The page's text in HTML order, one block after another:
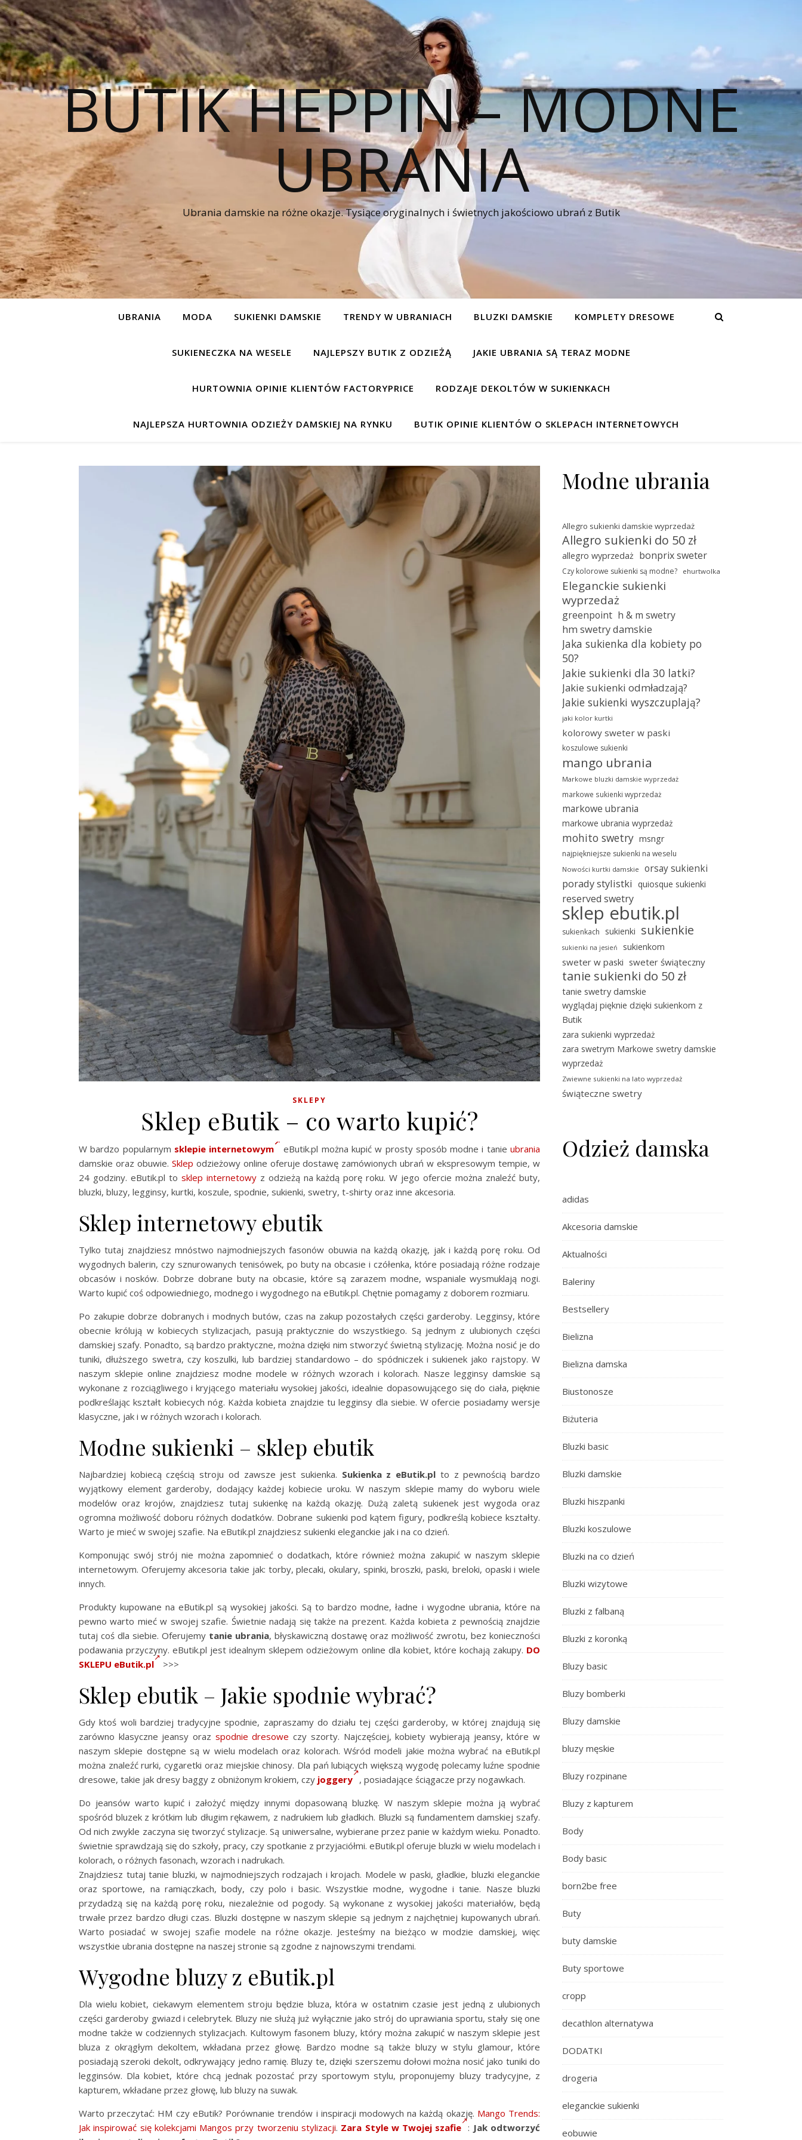
BUTIK HEPPIN – MODNE
UBRANIA
Ubrania damskie na różne okazje. Tysiące oryginalnych i świetnych jakościowo ubrań z Butik
UBRANIA MODA SUKIENKI DAMSKIE TRENDY W UBRANIACH BLUZKI DAMSKIE KOMPLETY DRESOWE
SUKIENECZKA NA WESELE NAJLEPSZY BUTIK Z ODZIEŻĄ JAKIE UBRANIA SĄ TERAZ MODNE
HURTOWNIA OPINIE KLIENTÓW FACTORYPRICE RODZAJE DEKOLTÓW W SUKIENKACH
NAJLEPSZA HURTOWNIA ODZIEŻY DAMSKIEJ NA RYNKU BUTIK OPINIE KLIENTÓW O SKLEPACH INTERNETOWYCH
SKLEPY
Sklep eButik – co warto kupić?
W bardzo popularnym sklepie internetowym eButik.pl można kupić w prosty sposób modne i tanieubrania
damskie oraz obuwie. Sklep odzieżowy online oferuje dostawę zamówionych ubrań w ekspresowym tempie, w
24 godziny. eButik.pl to sklep internetowyz odzieżą na każdą porę roku. W jego ofercie można znaleźć buty,
bluzki, bluzy, legginsy, kurtki, koszule, spodnie, sukienki, swetry, t-shirty oraz inne akcesoria.
Sklep internetowy ebutik
Tylko tutaj znajdziesz mnóstwo najmodniejszych fasonów obuwia na każdą okazję, jak i każdą porę roku. Od
wygodnych balerin, czy sznurowanych tenisówek, po buty na obcasie i czółenka, które posiadają różne rodzaje
obcasów i nosków. Dobrze dobrane buty na obcasie, które są zarazem modne, wspaniale wysmuklają nogi.
Warto kupić coś odpowiedniego, modnego i wygodnego na eButik.pl. Chętnie pomagamy z doborem rozmiaru.
Po zakupie dobrze dobranych i modnych butów, czas na zakup pozostałych części garderoby. Legginsy, które
obecnie królują w kobiecych stylizacjach, pasują praktycznie do wszystkiego. Są jednym z ulubionych części
damskiej szafy. Ponadto, są bardzo praktyczne, można dzięki nim stworzyć świetną stylizację. Można nosić je do
tuniki, dłuższego swetra, czy koszulki, lub bardziej standardowo – do spódniczek i sukienek jako rajstopy. W
naszym sklepie online znajdziesz modne modele w różnych wzorach i kolorach. Nasze legginsy damskie są
wykonane z rozciągliwego i kryjącego materiału wysokiej jakości, idealnie dopasowującego się do ciała, pięknie
podkreślając kształt kobiecych nóg. Każda kobieta znajdzie tu legginsy dla siebie. W ofercie posiadamy wersje
klasyczne, jak i w różnych wzorach i kolorach.
Modne sukienki – sklep ebutik
Najbardziej kobiecą częścią stroju od zawsze jest sukienka. Sukienka z eButik.pl to z pewnością bardzo
wyjątkowy element garderoby, dodający każdej kobiecie uroku. W naszym sklepie mamy do wyboru wiele
modelów oraz krojów, znajdziesz tutaj sukienkę na każdą okazję. Dużą zaletą sukienek jest wygoda oraz
ogromna możliwość doboru różnych dodatków. Dobrane sukienki pod kątem figury, podkreślą kobiece kształty.
Warto je mieć w swojej szafie. Na eButik.pl znajdziesz sukienki eleganckie jak i na co dzień.
Komponując swój strój nie można zapomnieć o dodatkach, które również można zakupić w naszym sklepie
internetowym. Oferujemy akcesoria takie jak: torby, plecaki, okulary, spinki, broszki, paski, breloki, opaski i wiele
innych.
Produkty kupowane na eButik.pl są wysokiej jakości. Są to bardzo modne, ładne i wygodne ubrania, które na
pewno warto mieć w swojej szafie. Świetnie nadają się także na prezent. Każda kobieta z pewnością znajdzie
tutaj coś dla siebie. Oferujemy tanie ubrania, błyskawiczną dostawę oraz możliwość zwrotu, bez konieczności
podawania przyczyny. eButik.pl jest idealnym sklepem odzieżowym online dla kobiet, które kochają zakupy. DO
SKLEPU eButik.pl
>>>
Sklep ebutik – Jakie spodnie wybrać?
Gdy ktoś woli bardziej tradycyjne spodnie, zapraszamy do działu tej części garderoby, w której znajdują się
zarówno klasyczne jeansy oraz spodnie dresowe czy szorty. Najczęściej, kobiety wybierają jeansy, które w
naszym sklepie dostępne są w wielu modelach oraz kolorach. Wśród modeli jakie można wybrać na eButik.pl
można znaleźć rurki, cygaretki oraz miejskie chinosy. Dla pań lubiących większą wygodę polecamy luźne spodnie
dresowe, takie jak dresy baggy z obniżonym krokiem, czy joggery , posiadające ściągacze przy nogawkach.
Do jeansów warto kupić i założyć między innymi dopasowaną bluzkę. W naszym sklepie można ją wybrać
spośród bluzek z krótkim lub długim rękawem, z nadrukiem lub gładkich. Bluzki są fundamentem damskiej szafy.
Od nich zwykle zaczyna się tworzyć stylizacje. Są uniwersalne, wybierane przez panie w każdym wieku. Ponadto.
świetnie sprawdzają się do szkoły, pracy, czy spotkanie z przyjaciółmi. eButik.pl oferuje bluzki w wielu modelach i
kolorach, o różnych fasonach, wzorach i nadrukach.
Znajdziesz tutaj tanie bluzki, w najmodniejszych rodzajach i krojach. Modele w paski, gładkie, bluzki eleganckie
oraz sportowe, na ramiączkach, body, czy polo i basic. Wszystkie modne, wygodne i tanie. Nasze bluzki
przydadzą się na każdą porę roku, niezależnie od pogody. Są wykonane z wysokiej jakości materiałów, będą
trwałe przez bardzo długi czas. Bluzki dostępne w naszym sklepie są jednym z najchętniej kupowanych ubrań.
Warto posiadać w swojej szafie modele na różne okazje. Jesteśmy na bieżąco w modzie damskiej, więc
wszystkie ubrania dostępne na naszej stronie są zgodne z najnowszymi trendami.
Wygodne bluzy z eButik.pl
Dla wielu kobiet, ciekawym elementem stroju będzie bluza, która w ostatnim czasie jest jedną z ulubionych
części garderoby gwiazd i celebrytek. Bluzy nie służą już wyłącznie jako strój do uprawiania sportu, stały się one
modne także w codziennych stylizacjach. Kultowym fasonem bluzy, który można zakupić w naszym sklepie jest
bluza z okrągłym dekoltem, wkładana przez głowę. Bardzo modne są także bluzy w stylu glamour, które
posiadają szeroki dekolt, odkrywający jedno ramię. Bluzy te, dzięki szerszemu dołowi można nosić jako tuniki do
legginsów. Dla kobiet, które chcą jednak pozostać przy sportowym stylu, proponujemy bluzy tradycyjne, z
kapturem, wkładane przez głowę, lub bluzy na suwak.
Warto przeczytać: HM czy eButik? Porównanie trendów i inspiracji modowych na każdą okazję. Mango Trends:
Jak inspirować się kolekcjami Mangos przy tworzeniu stylizacji. Zara Style w Twojej szafie : Jak odtworzyć
Modne ubrania
Allegro sukienki damskie wyprzedaż
Allegro sukienki do 50 zł
allegro wyprzedaż bonprix sweter
Czy kolorowe sukienki są modne? ehurtwolka
Eleganckie sukienki
wyprzedaż
greenpoint h & m swetry
hm swetry damskie
Jaka sukienka dla kobiety po
50?
Jakie sukienki dla 30 latki?
Jakie sukienki odmładzają?
Jakie sukienki wyszczuplają?
jaki kolor kurtki
kolorowy sweter w paski
koszulowe sukienki
mango ubrania
Markowe bluzki damskie wyprzedaż
markowe sukienki wyprzedaż
markowe ubrania
markowe ubrania wyprzedaż
mohito swetry msngr
najpiękniejsze sukienki na weselu
Nowości kurtki damskie orsay sukienki
porady stylistki quiosque sukienki
reserved swetry
sklep ebutik.pl
sukienkach sukienki sukienkie
sukienki na jesień sukienkom
sweter w paski sweter świąteczny
tanie sukienki do 50 zł
tanie swetry damskie
wyglądaj pięknie dzięki sukienkom z
Butik
zara sukienki wyprzedaż
zara swetrym Markowe swetry damskie
wyprzedaż
Zwiewne sukienki na lato wyprzedaż
świąteczne swetry
Odzież damska
adidas
Akcesoria damskie
Aktualności
Baleriny
Bestsellery
Bielizna
Bielizna damska
Biustonosze
Biżuteria
Bluzki basic
Bluzki damskie
Bluzki hiszpanki
Bluzki koszulowe
Bluzki na co dzień
Bluzki wizytowe
Bluzki z falbaną
Bluzki z koronką
Bluzy basic
Bluzy bomberki
Bluzy damskie
bluzy męskie
Bluzy rozpinane
Bluzy z kapturem
Body
Body basic
born2be free
Buty
buty damskie
Buty sportowe
cropp
decathlon alternatywa
DODATKI
drogeria
eleganckie sukienki
eobuwie